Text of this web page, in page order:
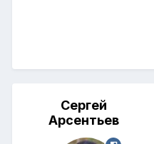
Сергей
Арсентьев